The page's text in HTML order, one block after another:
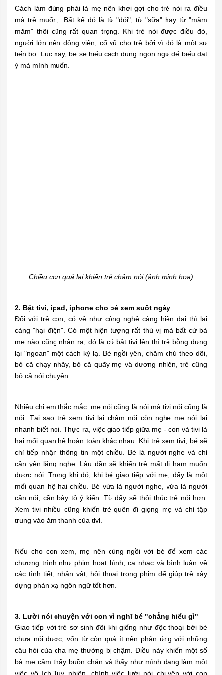
Cách làm đúng phải là mẹ nên khơi gợi cho trẻ nói ra điều
mà trẻ muốn,. Bất kể đó là từ "đói", từ "sữa" hay từ "măm
măm" thôi cũng rất quan trọng. Khi trẻ nói được điều đó,
người lớn nên động viên, cổ vũ cho trẻ bởi vì đó là một sự
tiến bộ. Lúc này, bé sẽ hiểu cách dùng ngôn ngữ để biểu đạt
ý mà mình muốn.
Chiều con quá lại khiến trẻ chậm nói (ảnh minh họa)
2. Bật tivi, ipad, iphone cho bé xem suốt ngày
Đối với trẻ con, có vẻ như công nghệ càng hiện đại thì lại
càng "hại điện". Có một hiện tượng rất thú vị mà bất cứ bà
mẹ nào cũng nhận ra, đó là cứ bật tivi lên thì trẻ bỗng dưng
lại "ngoan" một cách kỳ lạ. Bé ngồi yên, chăm chú theo dõi,
bỏ cả chạy nhảy, bỏ cả quấy mẹ và đương nhiên, trẻ cũng
bỏ cả nói chuyện.
Nhiều chị em thắc mắc: mẹ nói cũng là nói mà tivi nói cũng là
nói. Tại sao trẻ xem tivi lại chậm nói còn nghe mẹ nói lại
nhanh biết nói. Thực ra, việc giao tiếp giữa mẹ - con và tivi là
hai mối quan hệ hoàn toàn khác nhau. Khi trẻ xem tivi, bé sẽ
chỉ tiếp nhận thông tin một chiều. Bé là người nghe và chỉ
cần yên lặng nghe. Lâu dần sẽ khiến trẻ mất đi ham muốn
được nói. Trong khi đó, khi bé giao tiếp với mẹ, đấy là một
mối quan hệ hai chiều. Bé vừa là người nghe, vừa là người
cần nói, cần bày tỏ ý kiến. Từ đấy sẽ thôi thúc trẻ nói hơn.
Xem tivi nhiều cũng khiến trẻ quên đi giọng mẹ và chỉ tập
trung vào âm thanh của tivi.
Nếu cho con xem, mẹ nên cùng ngồi với bé để xem các
chương trình như phim hoạt hình, ca nhạc và bình luận về
các tình tiết, nhân vật, hội thoại trong phim để giúp trẻ xây
dựng phản xạ ngôn ngữ tốt hơn.
3. Lười nói chuyện với con vì nghĩ bé "chẳng hiểu gì"
Giao tiếp với trẻ sơ sinh đôi khi giống như độc thoại bởi bé
chưa nói được, vốn từ còn quá ít nên phản ứng với những
câu hỏi của cha mẹ thường bị chậm. Điều này khiến một số
bà mẹ cảm thấy buồn chán và thấy như mình đang làm một
việc vô ích.Tuy nhiên, chính việc lười nói chuyện với con